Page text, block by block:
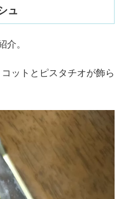
ュ
介。
ットとピスタチオが飾ら